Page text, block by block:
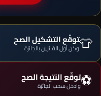
👕توقّع التشكيل الصح
وكن أول الفائزين بالجائزة
⚽توقّع النتيجة الصح
وادخل سحب الجائزة